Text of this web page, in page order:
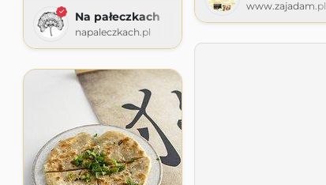
Na pałeczkach
napaleczkach.pl
www.zajadam.pl